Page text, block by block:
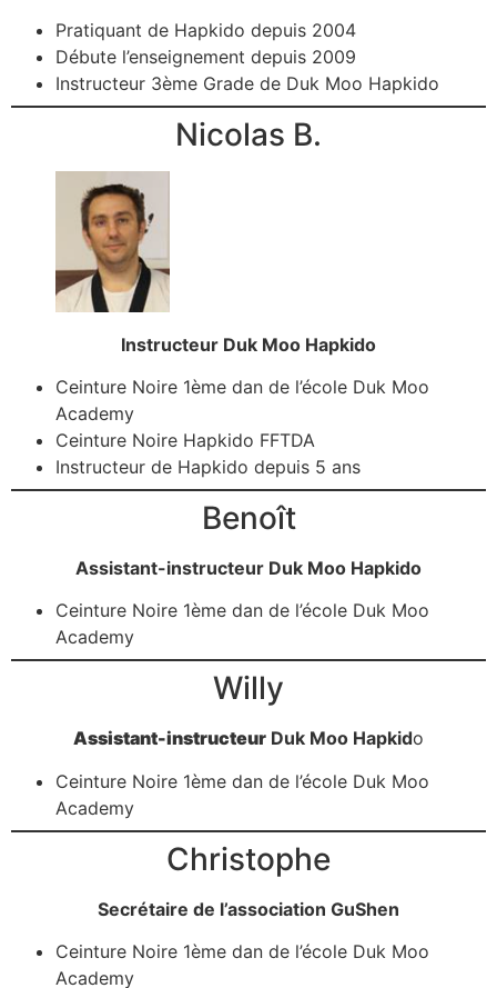
Pratiquant de Hapkido depuis 2004
Débute l’enseignement depuis 2009
Instructeur 3ème Grade de Duk Moo Hapkido
Nicolas B.
Instructeur Duk Moo Hapkido
Ceinture Noire 1ème dan de l’école Duk Moo
Academy
Ceinture Noire Hapkido FFTDA
Instructeur de Hapkido depuis 5 ans
Benoît
Assistant-instructeur Duk Moo Hapkido
Ceinture Noire 1ème dan de l’école Duk Moo
Academy
Willy
Assistant-instructeur Duk Moo Hapkido
Ceinture Noire 1ème dan de l’école Duk Moo
Academy
Christophe
Secrétaire de l’association GuShen
Ceinture Noire 1ème dan de l’école Duk Moo
Academy